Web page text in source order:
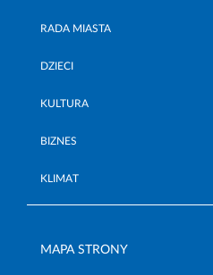
RADA MIASTA
DZIECI
KULTURA
BIZNES
KLIMAT
MAPA STRONY